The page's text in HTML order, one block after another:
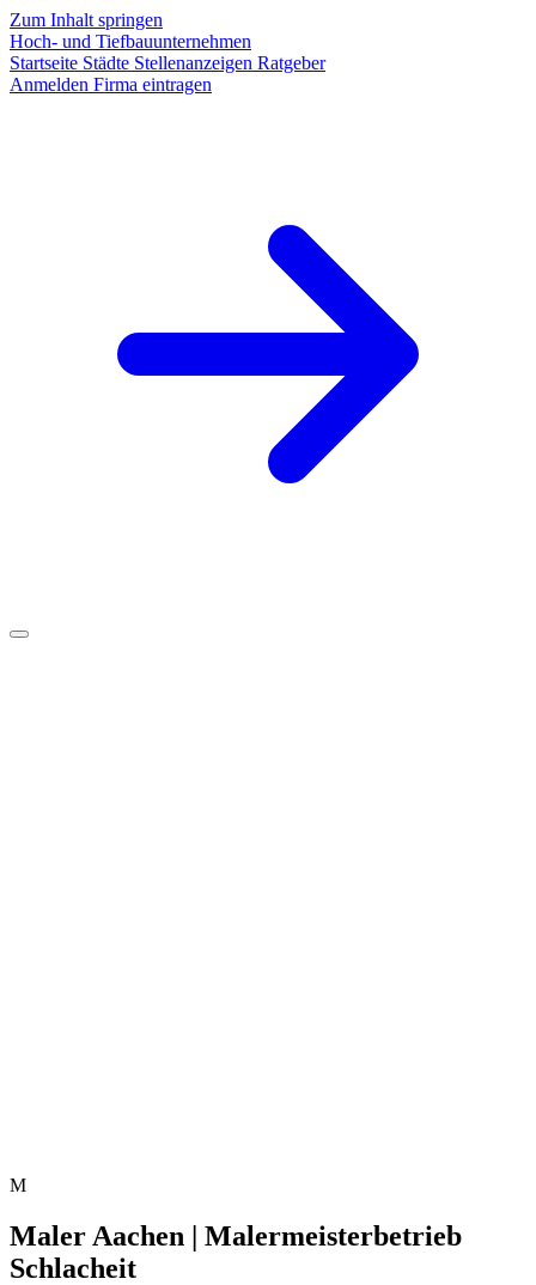
Zum Inhalt springen
Hoch- und Tiefbauunternehmen
Startseite Städte Stellenanzeigen Ratgeber
Anmelden Firma eintragen
M
Maler Aachen | Malermeisterbetrieb
Schlacheit